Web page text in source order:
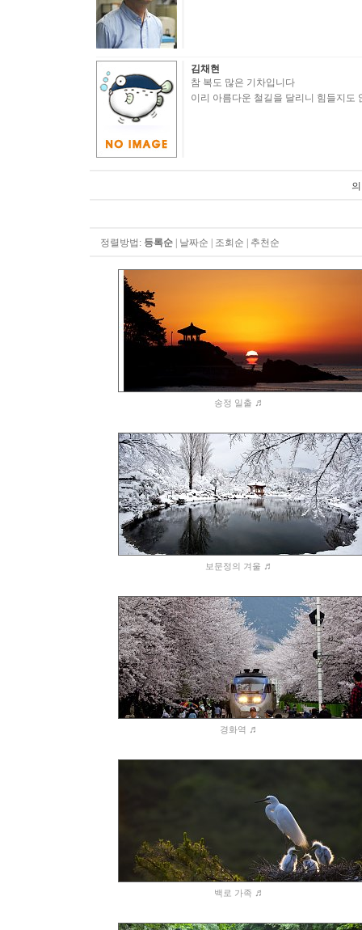
김채현
참 복도 많은 기차입니다
이리 아름다운 철길을 달리니 힘들지도
정렬방법: 등록순| 날짜순 조회순 추천순
송정 일출 ♬
보문정의 겨울 ♬
경화역 ♬
백로 가족 ♬